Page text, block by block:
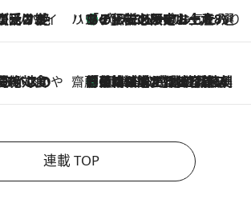
しハワイ ハワイ賢者 リサのお気に入りリスト2026.8.6
あの伝説の限定トートも！ リニューアルした「ディーン＆デルーカ ハワイ」で必須のお土産8選
を満喫 齋藤 薫 美容脳ルネサンス
2026.8.6
「荷物が増えるほど旅ストレスは増す」美容ジャーナリストがたどり着いた最終結論。“化粧品を劇的に減らす”感動の凝縮美容とは
連載 TOP